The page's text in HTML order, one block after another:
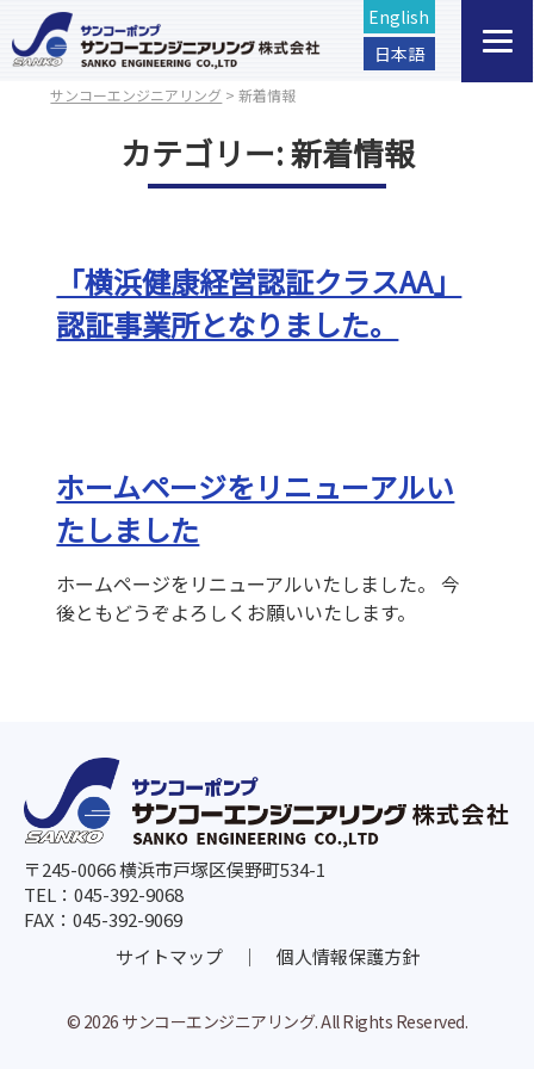
English
日本語
サンコーエンジニアリング >新着情報
カテゴリー: 新着情報
「横浜健康経営認証クラスAA」
認証事業所となりました。
ホームページをリニューアルい
たしました
ホームページをリニューアルいたしました。 今
後ともどうぞよろしくお願いいたします。
〒245-0066 横浜市戸塚区俣野町534-1
TEL：045-392-9068
FAX：045-392-9069
サイトマップ｜ 個人情報保護方針
© 2026 サンコーエンジニアリング. All Rights Reserved.